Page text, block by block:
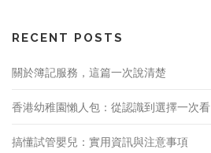
RECENT POSTS
關於簿記服務，這篇一次說清楚
香港幼稚園懶人包：從認識到選擇一次看
搞懂試管嬰兒：實用資訊與注意事項